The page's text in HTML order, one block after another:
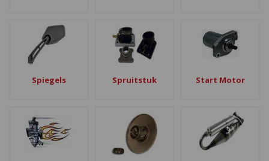
Spiegels Spruitstuk Start Motor